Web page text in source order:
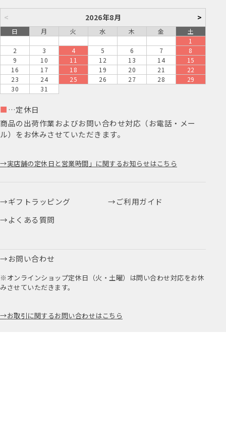
< 2026年8月 >
日 月 火 水 木 金
土
1
2
3 4 5 6 7
8
9
10 11 12 13 14
15
16
17 18 19 20 21
22
23
24 25 26 27 28
29
30
31
■ …定休日
商品の出荷作業およびお問い合わせ対応（お電話・メー
ル）をお休みさせていただきます。
実店舗の定休日と営業時間」に関するお知らせはこちら
ギフトラッピング
ご利用ガイド
よくある質問
お問い合わせ
※オンラインショップ定休日（火・土曜）は問い合わせ対応をお休
みさせていただきます。
お取引に関するお問い合わせはこちら